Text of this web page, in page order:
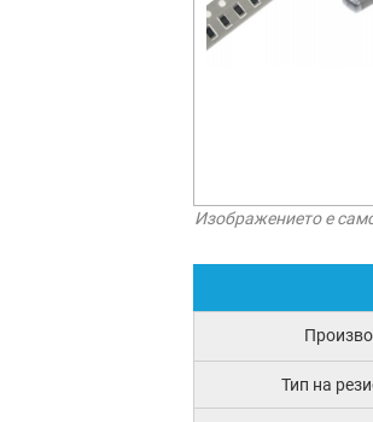
Изображението е
Тип на